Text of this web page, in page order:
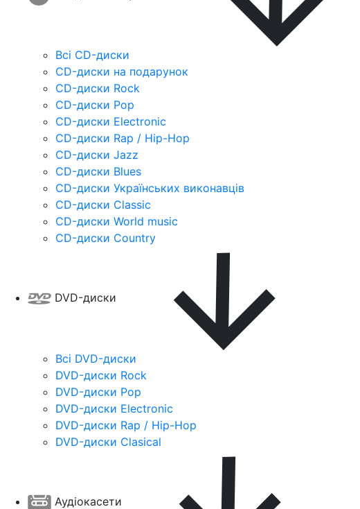
Всі CD-диски
CD-диски на подарунок
CD-диски Rock
CD-диски Pop
CD-диски Electronic
CD-диски Rap / Hip-Hop
CD-диски Jazz
CD-диски Blues
CD-диски Українських виконавців
CD-диски Classic
CD-диски World music
CD-диски Country
DVD-диски
Всі DVD-диски
DVD-диски Rock
DVD-диски Pop
DVD-диски Electronic
DVD-диски Rap / Hip-Hop
DVD-диски Clasical
Аудіокасети